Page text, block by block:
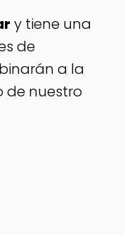
y tiene una
de
a la
de nuestro